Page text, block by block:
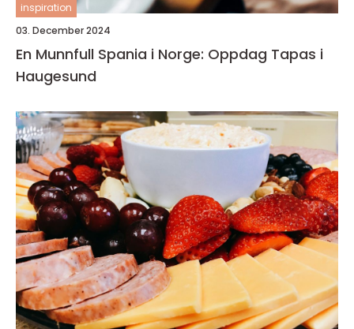
inspiration
03. December 2024
En Munnfull Spania i Norge: Oppdag Tapas i
Haugesund